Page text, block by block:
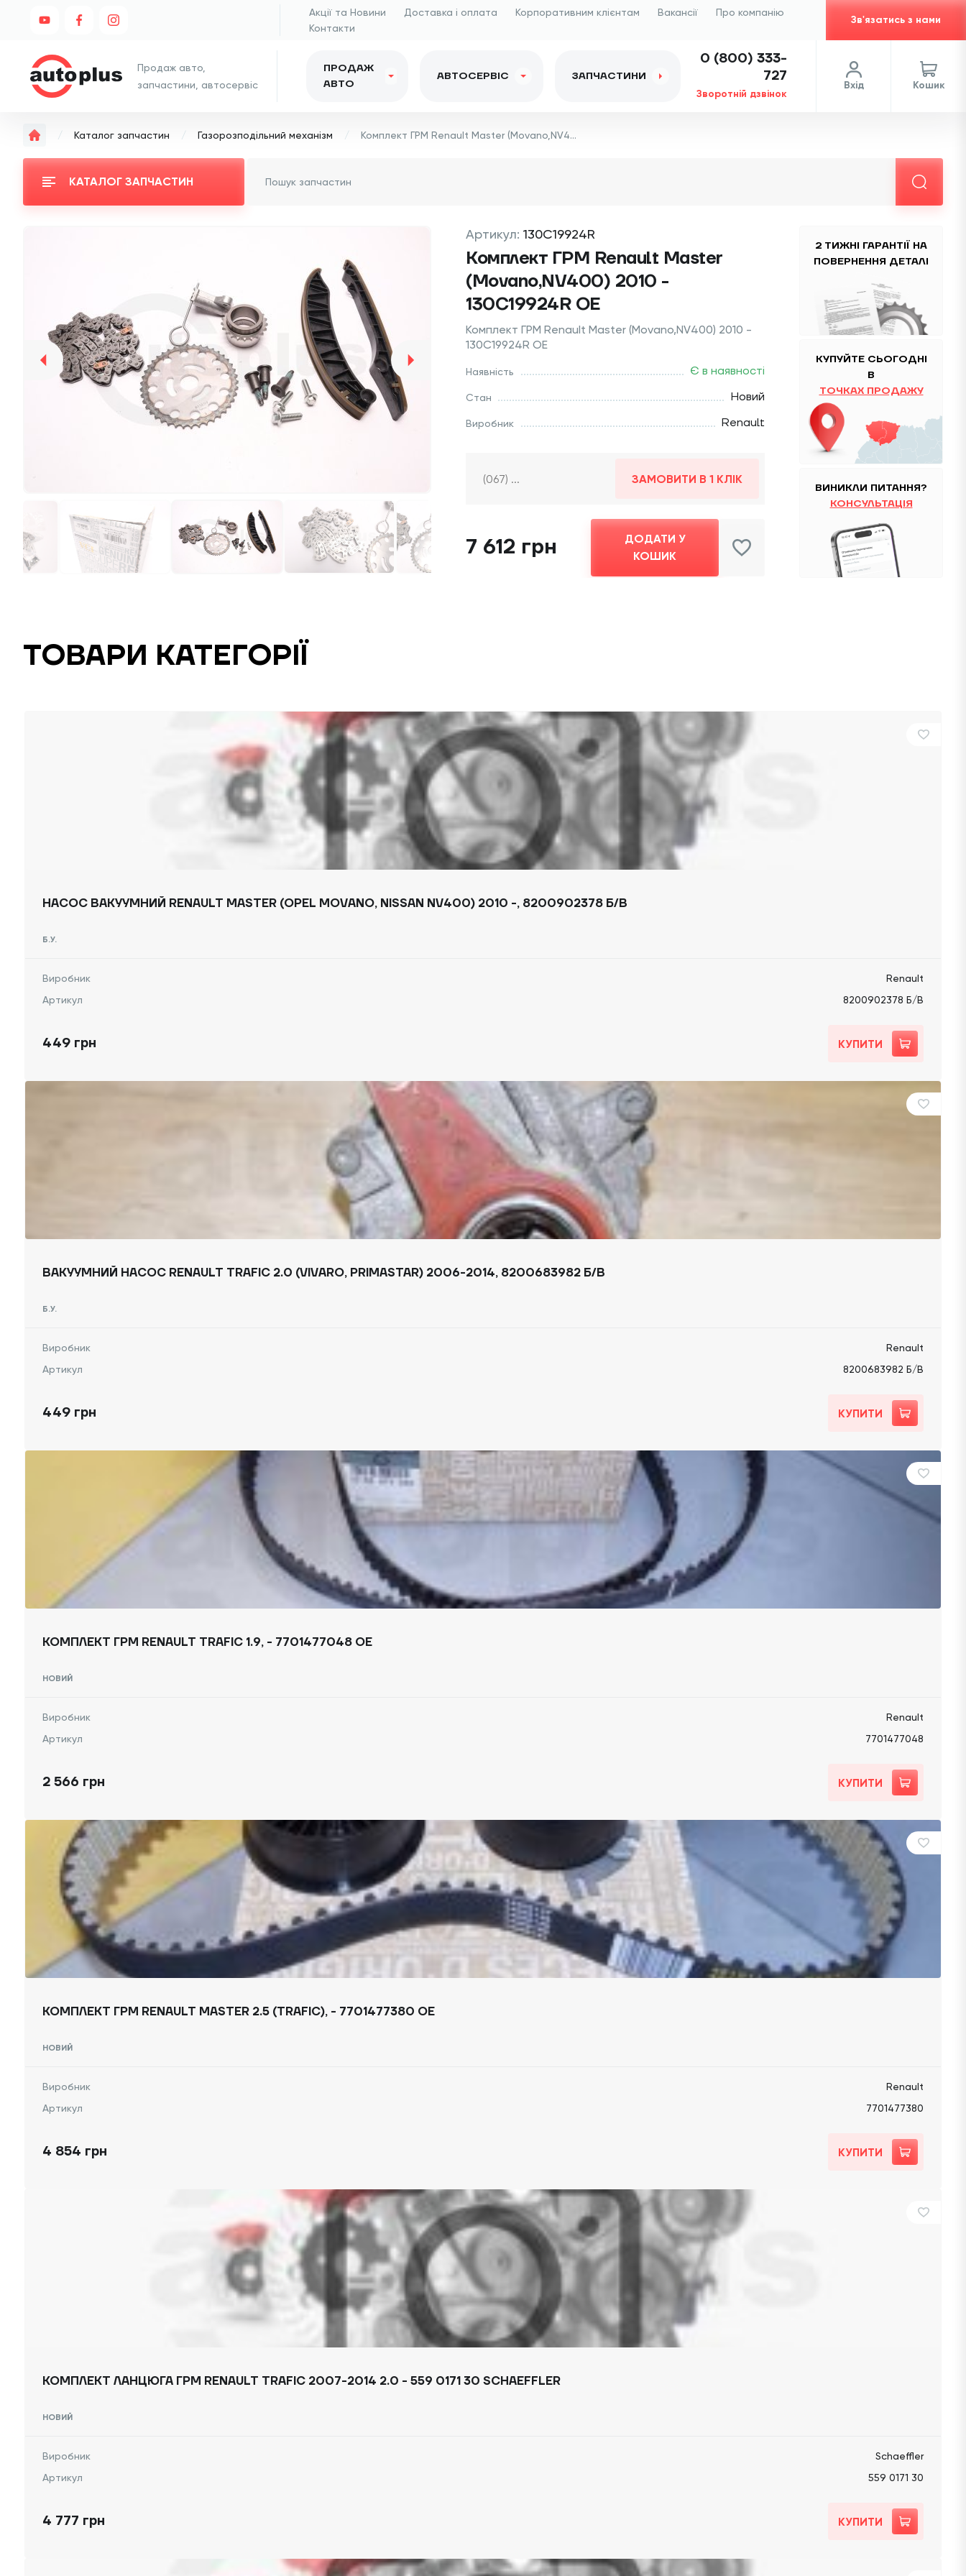
Акції та Новини Доставка і оплата Корпоративним клієнтам Вакансії
Про компанію
Контакти
Зв'язатись з нами
Продаж авто,
запчастини, автосервіс
ПРОДАЖ
АВТО
АВТОСЕРВІС ЗАПЧАСТИНИ
0 (800) 333-
727
Зворотній дзвінок
Вхід Кошик
Каталог запчастин Газорозподільний механізм Комплект ГРМ Renault Master (Movano,NV400) 2010 - 130C19924R OE
КАТАЛОГ ЗАПЧАСТИН
Артикул: 130C19924R
Комплект ГРМ Renault Master
(Movano,NV400) 2010 -
130C19924R OE
Комплект ГРМ Renault Master (Movano,NV400) 2010 -
130C19924R OE
Наявність Є в наявності
Стан Новий
Виробник Renault
ЗАМОВИТИ В 1 КЛІК
7 612 грн
ДОДАТИ У
КОШИК
2 ТИЖНІ ГАРАНТІЇ НА
ПОВЕРНЕННЯ ДЕТАЛІ
КУПУЙТЕCЬОГОДНІ
В
ТОЧКАХ ПРОДАЖУ
ВИНИКЛИ ПИТАННЯ?
КОНСУЛЬТАЦІЯ
ТОВАРИ КАТЕГОРІЇ
НАСОС ВАКУУМНИЙ RENAULT MASTER (OPEL MOVANO, NISSAN NV400) 2010 -, 8200902378 Б/В
Б.У.
Виробник
Renault
Артикул
8200902378 Б/В
449 грн КУПИТИ
ВАКУУМНИЙ НАСОС RENAULT TRAFIC 2.0 (VIVARO, PRIMASTAR) 2006-2014, 8200683982 Б/В
Б.У.
Виробник
Renault
Артикул
8200683982 Б/В
449 грн КУПИТИ
КОМПЛЕКТ ГРМ RENAULT TRAFIC 1.9, - 7701477048 OE
НОВИЙ
Виробник
Renault
Артикул
7701477048
2 566 грн КУПИТИ
КОМПЛЕКТ ГРМ RENAULT MASTER 2.5 (TRAFIC), - 7701477380 OE
НОВИЙ
Виробник
Renault
Артикул
7701477380
4 854 грн КУПИТИ
КОМПЛЕКТ ЛАНЦЮГА ГРМ RENAULT TRAFIC 2007-2014 2.0 - 559 0171 30 SCHAEFFLER
НОВИЙ
Виробник
Schaeffler
Артикул
559 0171 30
4 777 грн КУПИТИ